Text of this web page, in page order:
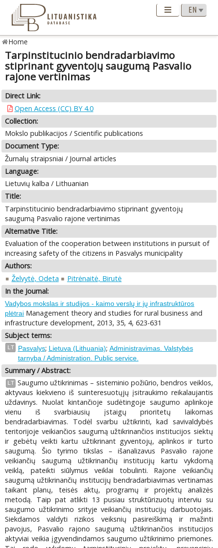
Home
Tarpinstitucinio bendradarbiavimo
stiprinant gyventojų saugumą Pasvalio
rajone vertinimas
Direct Link:
Open Access (CC) BY 4.0
Collection:
Mokslo publikacijos / Scientific publications
Document Type:
Žurnalų straipsniai / Journal articles
Language:
Lietuvių kalba / Lithuanian
Title:
Tarpinstitucinio bendradarbiavimo stiprinant gyventojų
saugumą Pasvalio rajone vertinimas
Alternative Title:
Evaluation of the cooperation between institutions in pursuit of
increasing safety of the citizens in Pasvalys municipality
Authors:
Želvytė, Odeta
Pitrėnaitė, Birutė
In the Journal:
Vadybos mokslas ir studijos - kaimo verslų ir jų infrastruktūros
plėtrai Management theory and studies for rural business and
infrastructure development, 2013, 35, 4, 623-631
Subject terms:
LT Pasvalys; Lietuva (Lithuania); Administravimas. Valstybės
tarnyba / Administration. Public service.
Summary / Abstract:
LT Saugumo užtikrinimas – sisteminio požiūrio, bendros veiklos,
aktyvaus kiekvieno iš suinteresuotųjų įsitraukimo reikalaujantis
uždavinys. Nuolat kintančioje sudėtingoje saugumo aplinkoje
vienu iš svarbiausių įstaigų prioritetų laikomas
bendradarbiavimas. Todėl svarbu užtikrinti, kad savivaldybės
teritorijoje veikiančios saugumą užtikrinančios institucijos siektų
ir gebėtų veikti kartu užtikrinant gyventojų, aplinkos ir turto
saugumą. Šio tyrimo tikslas – išanalizavus Pasvalio rajone
veikiančių saugumą užtikrinančių institucijų kartu vykdomą
veiklą, pateikti siūlymus veiklai tobulinti. Rajone veikiančių
saugumą užtikrinančių institucijų bendradarbiavimas vertinamas
taikant planų, teisės aktų, programų ir projektų analizės
metodą. Taip pat atlikti 13 pusiau struktūrizuotų interviu su
saugumo užtikrinimo srityje veikiančių institucijų darbuotojais.
Siekdamos valdyti rizikos veiksnių pasireiškimą ir mažinti
pavojus, Pasvalio rajono saugumą užtikrinančios institucijos
aktyviai veikia įgyvendindamos saugumo užtikrinimo priemones.